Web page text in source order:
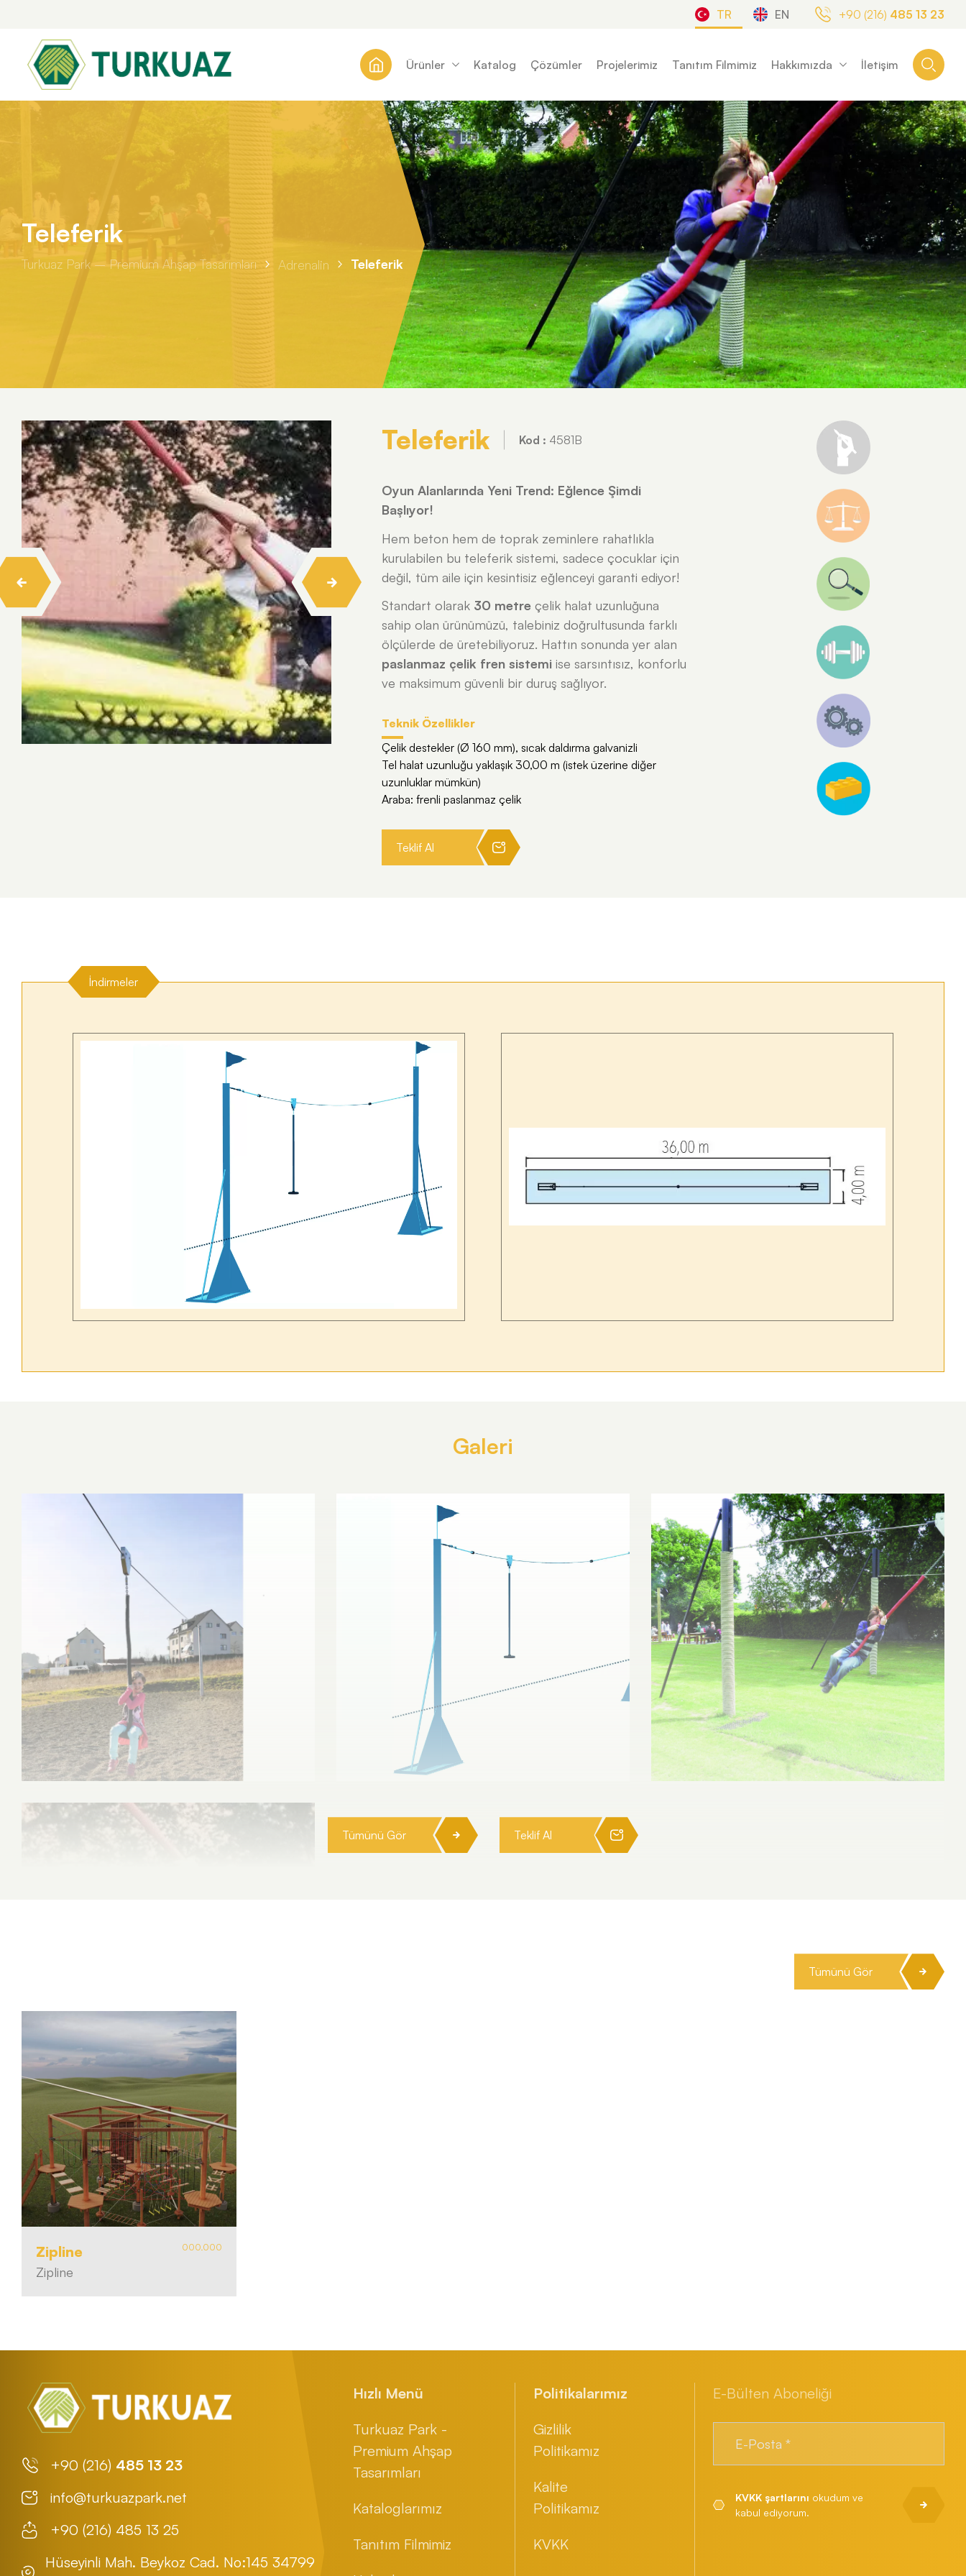
TR EN +90 (216) 485 13 23
Ürünler
Piazza Oyun Serisi
Leafy Ahşap Çocuk Oyun Parkı
Salıncaklar
Tahterevalli
Trambolinler
Ahşap Çocuk Oyun Evleri
Ahşap Tırmanma
Halatlı Tırmanma
Halatlı Denge Parkurları
Engelsiz Seri Ahşap Çocuk Oyun Grupları
Hexa Ahşap Çocuk Oyun Grubu
Konsept Ahşap Çocuk Oyun Grupları
Macera Kompleksleri
Survivor
Tümünü Gör
Katalog Çözümler Projelerimiz Tanıtım Filmimiz Hakkımızda İletişim
Teleferik
Turkuaz Park – Premium Ahşap Tasarımları Adrenalin Teleferik
Teleferik Kod : 4581B
Oyun Alanlarında Yeni Trend: Eğlence Şimdi
Başlıyor!
Hem beton hem de toprak zeminlere rahatlıkla
kurulabilen bu teleferik sistemi, sadece çocuklar için
değil, tüm aile için kesintisiz eğlenceyi garanti ediyor!
Standart olarak 30 metre çelik halat uzunluğuna
sahip olan ürünümüzü, talebiniz doğrultusunda farklı
ölçülerde de üretebiliyoruz. Hattın sonunda yer alan
paslanmaz çelik fren sistemi ise sarsıntısız, konforlu
ve maksimum güvenli bir duruş sağlıyor.
Teknik Özellikler
Çelik destekler (Ø 160 mm), sıcak daldırma galvanizli
Tel halat uzunluğu yaklaşık 30,00 m (istek üzerine diğer
uzunluklar mümkün)
Araba: frenli paslanmaz çelik
Teklif Al
İndirmeler
Galeri
Tümünü Gör Teklif Al
Tümünü Gör
Zipline
Zipline
000.000
+90 (216) 485 13 23
info@turkuazpark.net
+90 (216) 485 13 25
Hüseyinli Mah. Beykoz Cad. No:145 34799
Hızlı Menü
Turkuaz Park -
Premium Ahşap
Tasarımları
Kataloglarımız
Tanıtım Filmimiz
Politikalarımız
Gizlilik
Politikamız
Kalite
Politikamız
KVKK
E-Bülten Aboneliği
KVKK şartlarını okudum ve
kabul ediyorum.